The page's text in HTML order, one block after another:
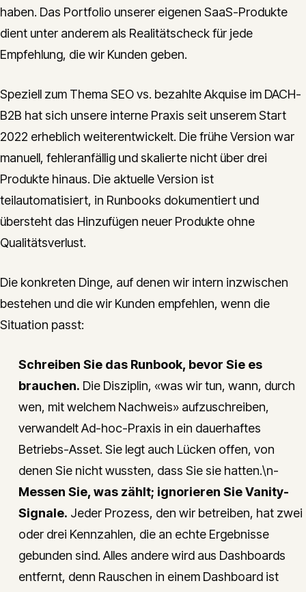
haben. Das Portfolio unserer eigenen SaaS-Produkte
dient unter anderem als Realitätscheck für jede
Empfehlung, die wir Kunden geben.
Speziell zum Thema SEO vs. bezahlte Akquise im DACH-
B2B hat sich unsere interne Praxis seit unserem Start
2022 erheblich weiterentwickelt. Die frühe Version war
manuell, fehleranfällig und skalierte nicht über drei
Produkte hinaus. Die aktuelle Version ist
teilautomatisiert, in Runbooks dokumentiert und
übersteht das Hinzufügen neuer Produkte ohne
Qualitätsverlust.
Die konkreten Dinge, auf denen wir intern inzwischen
bestehen und die wir Kunden empfehlen, wenn die
Situation passt:
Schreiben Sie das Runbook, bevor Sie es
brauchen. Die Disziplin, «was wir tun, wann, durch
wen, mit welchem Nachweis» aufzuschreiben,
verwandelt Ad-hoc-Praxis in ein dauerhaftes
Betriebs-Asset. Sie legt auch Lücken offen, von
denen Sie nicht wussten, dass Sie sie hatten.\n-
Messen Sie, was zählt; ignorieren Sie Vanity-
Signale. Jeder Prozess, den wir betreiben, hat zwei
oder drei Kennzahlen, die an echte Ergebnisse
gebunden sind. Alles andere wird aus Dashboards
entfernt, denn Rauschen in einem Dashboard ist